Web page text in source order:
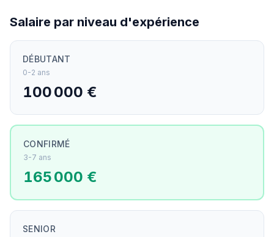
Salaire par niveau d'expérience
DÉBUTANT
0-2 ans
100 000 €
CONFIRMÉ
3-7 ans
165 000 €
SENIOR